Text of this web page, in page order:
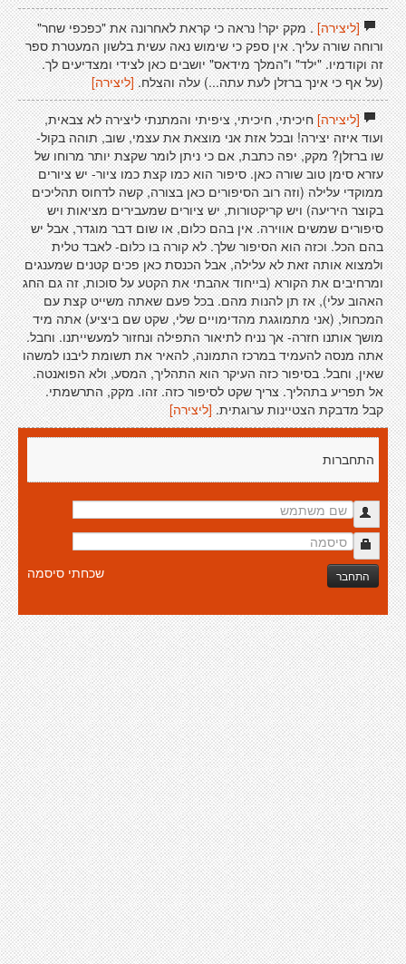
[ליצירה]. מקק יקר! נראה כי קראת לאחרונה את "כפכפי שחר"
ורוחה שורה עליך. אין ספק כי שימוש נאה עשית בלשון המעטרת ספר
זה וקודמיו. "ילד" ו"המלך מידאס" יושבים כאן לצידי ומצדיעים לך.
(על אף כי אינך ברזלן לעת עתה...) עלה והצלח. [ליצירה]
[ליצירה]חיכיתי, חיכיתי, ציפיתי והמתנתי ליצירה לא צבאית,
ועוד איזה יצירה! ובכל אזת אני מוצאת את עצמי, שוב, תוהה בקול-
שו ברזלן? מקק, יפה כתבת, אם כי ניתן לומר שקצת יותר מרוחו של
עזרא סימן טוב שורה כאן. סיפור הוא כמו קצת כמו ציור- יש ציורים
ממוקדי עלילה (וזה רוב הסיפורים כאן בצורה, קשה לדחוס תהליכים
בקוצר היריעה) ויש קריקטורות, יש ציורים שמעבירים מציאות ויש
סיפורים שמשים אווירה. אין בהם כלום, או שום דבר מוגדר, אבל יש
בהם הכל. וכזה הוא הסיפור שלך. לא קורה בו כלום- לאבד טלית
ולמצוא אותה זאת לא עלילה, אבל הכנסת כאן פכים קטנים שמענגים
ומרחיבים את הקורא (בייחוד אהבתי את הקטע על סוכות, זה גם החג
האהוב עלי), אז תן להנות מהם. בכל פעם שאתה משייט קצת עם
המכחול, (אני מתמוגגת מהדימויים שלי, שקט שם ביציע) אתה מיד
מושך אותנו חזרה- אך נניח לתיאור התפילה ונחזור למעשייתנו. וחבל.
אתה מנסה להעמיד במרכז התמונה, להאיר את תשומת ליבנו למשהו
שאין, וחבל. בסיפור כזה העיקר הוא התהליך, המסע, ולא הפואנטה.
אל תפריע בתהליך. צריך שקט לסיפור כזה. זהו. מקק, התרשמתי.
קבל מדבקת הצטיינות ערוגתית.[ליצירה]
התחברות
התחבר שכחתי סיסמה